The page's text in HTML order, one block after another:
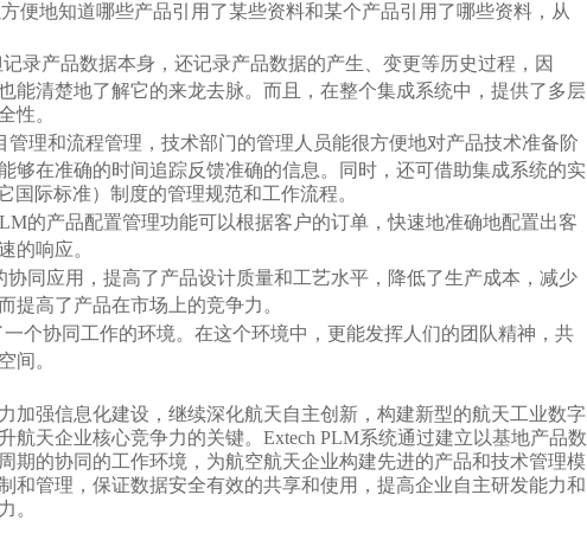
便地知道哪些产品引用了某些资料和某个产品引用了哪些资料，从
记录产品数据本身，还记录产品数据的产生、变更等历史过程，因
能清楚地了解它的来龙去脉。而且，在整个集成系统中，提供了多层
性。
管理和流程管理，技术部门的管理人员能很方便地对产品技术准备阶
够在准确的时间追踪反馈准确的信息。同时，还可借助集成系统的实
国际标准）制度的管理规范和工作流程。
的产品配置管理功能可以根据客户的订单，快速地准确地配置出客
的响应。
协同应用，提高了产品设计质量和工艺水平，降低了生产成本，减少
提高了产品在市场上的竞争力。
一个协同工作的环境。在这个环境中，更能发挥人们的团队精神，共
间。
加强信息化建设，继续深化航天自主创新，构建新型的航天工业数字
天企业核心竞争力的关键。Extech PLM系统通过建立以基地产品数
期的协同的工作环境，为航空航天企业构建先进的产品和技术管理模
和管理，保证数据安全有效的共享和使用，提高企业自主研发能力和
。